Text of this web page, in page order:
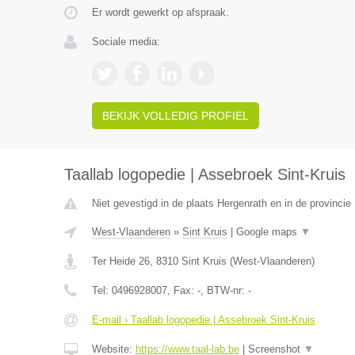
Er wordt gewerkt op afspraak.
Sociale media:
BEKIJK VOLLEDIG PROFIEL
Taallab logopedie | Assebroek Sint-Kruis
Niet gevestigd in de plaats Hergenrath en in de provincie
West-Vlaanderen» Sint Kruis Google maps ▼
Ter Heide 26, 8310 Sint Kruis (West-Vlaanderen)
Tel: 0496928007, Fax: -, BTW-nr: -
E-mail › Taallab logopedie | Assebroek Sint-Kruis
Website: https://www.taal-lab.be| Screenshot ▼